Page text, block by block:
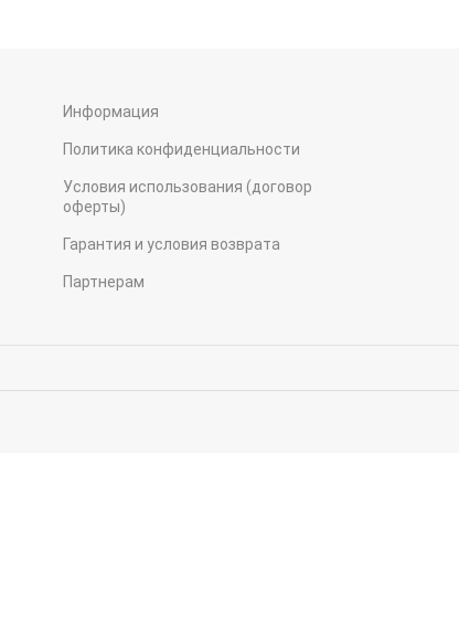
Информация
Политика конфиденциальности
Условия использования (договор
оферты)
Гарантия и условия возврата
Партнерам